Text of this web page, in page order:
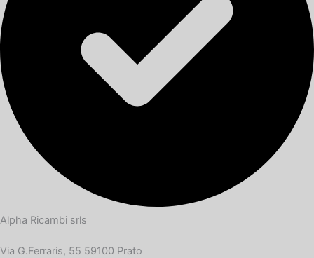
Alpha Ricambi srls
Via G.Ferraris, 55 59100 Prato